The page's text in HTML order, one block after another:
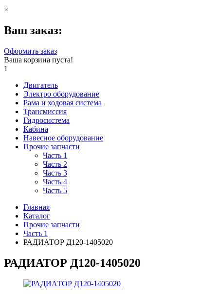
×
Ваш заказ:
Оформить заказ
Ваша корзина пуста!
1
Двигатель
Электро оборудование
Рама и ходовая система
Трансмиссия
Гидросистема
Кабина
Навесное оборудование
Прочие запчасти
Часть 1
Часть 2
Часть 3
Часть 4
Часть 5
Главная
Каталог
Прочие запчасти
Часть 1
РАДИАТОР Д120-1405020
РАДИАТОР Д120-1405020